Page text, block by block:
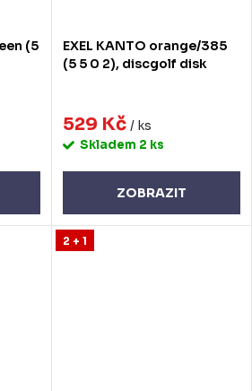
(5
EXEL KANTO orange/385
(5 5 0 2), discgolf disk
529 Kč / ks
Skladem 2 ks
ZOBRAZIT
2 + 1